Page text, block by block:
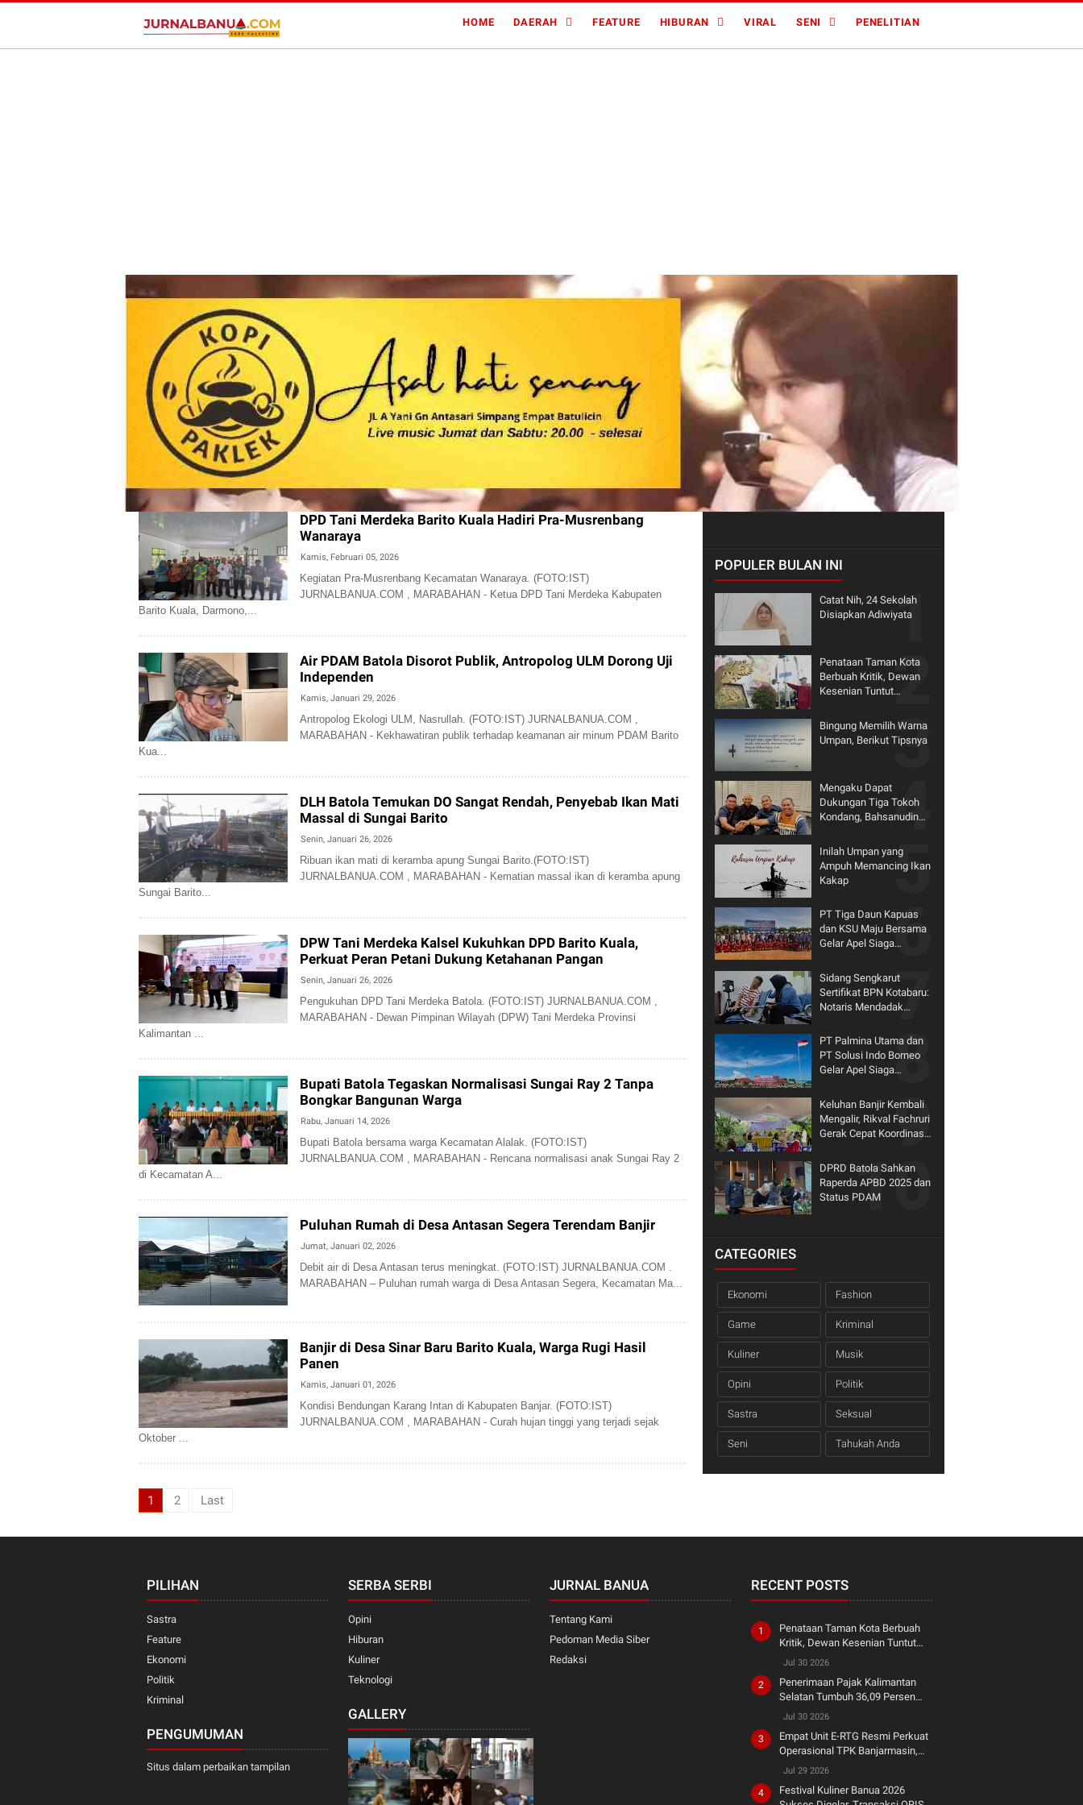
HOME DAERAH FEATURE HIBURAN VIRAL SENI PENELITIAN
DPD Tani Merdeka Barito Kuala Hadiri Pra-Musrenbang
Wanaraya
Kamis, Februari 05, 2026
Kegiatan Pra-Musrenbang Kecamatan Wanaraya. (FOTO:IST)
JURNALBANUA.COM , MARABAHAN - Ketua DPD Tani Merdeka Kabupaten
Barito Kuala, Darmono,...
Air PDAM Batola Disorot Publik, Antropolog ULM Dorong Uji
Independen
Kamis, Januari 29, 2026
Antropolog Ekologi ULM, Nasrullah. (FOTO:IST) JURNALBANUA.COM ,
MARABAHAN - Kekhawatiran publik terhadap keamanan air minum PDAM Barito
Kua...
DLH Batola Temukan DO Sangat Rendah, Penyebab Ikan Mati
Massal di Sungai Barito
Senin, Januari 26, 2026
Ribuan ikan mati di keramba apung Sungai Barito.(FOTO:IST)
JURNALBANUA.COM , MARABAHAN - Kematian massal ikan di keramba apung
Sungai Barito...
DPW Tani Merdeka Kalsel Kukuhkan DPD Barito Kuala,
Perkuat Peran Petani Dukung Ketahanan Pangan
Senin, Januari 26, 2026
Pengukuhan DPD Tani Merdeka Batola. (FOTO:IST) JURNALBANUA.COM ,
MARABAHAN - Dewan Pimpinan Wilayah (DPW) Tani Merdeka Provinsi
Kalimantan ...
Bupati Batola Tegaskan Normalisasi Sungai Ray 2 Tanpa
Bongkar Bangunan Warga
Rabu, Januari 14, 2026
Bupati Batola bersama warga Kecamatan Alalak. (FOTO:IST)
JURNALBANUA.COM , MARABAHAN - Rencana normalisasi anak Sungai Ray 2
di Kecamatan A...
Puluhan Rumah di Desa Antasan Segera Terendam Banjir
Jumat, Januari 02, 2026
Debit air di Desa Antasan terus meningkat. (FOTO:IST) JURNALBANUA.COM .
MARABAHAN – Puluhan rumah warga di Desa Antasan Segera, Kecamatan Ma...
Banjir di Desa Sinar Baru Barito Kuala, Warga Rugi Hasil
Panen
Kamis, Januari 01, 2026
Kondisi Bendungan Karang Intan di Kabupaten Banjar. (FOTO:IST)
JURNALBANUA.COM , MARABAHAN - Curah hujan tinggi yang terjadi sejak
Oktober ...
1 2 Last
POPULER BULAN INI
Catat Nih, 24 Sekolah
Disiapkan Adiwiyata
Penataan Taman Kota
Berbuah Kritik, Dewan
Kesenian Tuntut
Warisan Seni
Bingung Memilih Warna
Umpan, Berikut Tipsnya
Mengaku Dapat
Dukungan Tiga Tokoh
Kondang, Bahsanudin
Pilkada Tanbu
Inilah Umpan yang
Ampuh Memancing Ikan
Kakap
PT Tiga Daun Kapuas
dan KSU Maju Bersama
Gelar Apel Siaga
Sidang Sengkarut
Sertifikat BPN Kotabaru:
Notaris Mendadak
PT Palmina Utama dan
PT Solusi Indo Borneo
Gelar Apel Siaga
Bantuan Fire Pump
untuk KTPA Binaan
Keluhan Banjir Kembali
Mengalir, Rikval Fachruri
Gerak Cepat Koordinasi
DPRD Batola Sahkan
Raperda APBD 2025 dan
Status PDAM
CATEGORIES
Ekonomi Fashion
Game Kriminal
Kuliner Musik
Opini Politik
Sastra Seksual
Seni Tahukah Anda
PILIHAN
Sastra
Feature
Ekonomi
Politik
Kriminal
PENGUMUMAN
Situs dalam perbaikan tampilan
SERBA SERBI
Opini
Hiburan
Kuliner
Teknologi
GALLERY
JURNAL BANUA
Tentang Kami
Pedoman Media Siber
Redaksi
RECENT POSTS
Penataan Taman Kota Berbuah
Kritik, Dewan Kesenian Tuntut
Penghormatan terhadap Warisan
Jul 30 2026
Penerimaan Pajak Kalimantan
Selatan Tumbuh 36,09 Persen
hingga Semester I 2026
Jul 30 2026
Empat Unit E-RTG Resmi Perkuat
Operasional TPK Banjarmasin,
Tingkatkan Produktivitas Bongkar
Jul 29 2026
Festival Kuliner Banua 2026